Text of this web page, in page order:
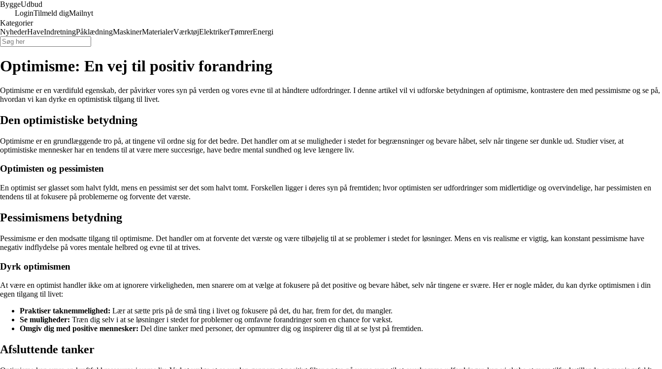
ByggeUdbud
LoginTilmeld digMailnyt
Kategorier
NyhederHaveIndretningPåklædningMaskinerMaterialerVærktøjElektrikerTømrerEnergi
Optimisme: En vej til positiv forandring
Optimisme er en værdifuld egenskab, der påvirker vores syn på verden og vores evne til at håndtere udfordringer. I denne artikel vil vi udforske betydningen af optimisme, kontrastere den med pessimisme og se på,
hvordan vi kan dyrke en optimistisk tilgang til livet.
Den optimistiske betydning
Optimisme er en grundlæggende tro på, at tingene vil ordne sig for det bedre. Det handler om at se muligheder i stedet for begrænsninger og bevare håbet, selv når tingene ser dunkle ud. Studier viser, at
optimistiske mennesker har en tendens til at være mere succesrige, have bedre mental sundhed og leve længere liv.
Optimisten og pessimisten
En optimist ser glasset som halvt fyldt, mens en pessimist ser det som halvt tomt. Forskellen ligger i deres syn på fremtiden; hvor optimisten ser udfordringer som midlertidige og overvindelige, har pessimisten en
tendens til at fokusere på problemerne og forvente det værste.
Pessimismens betydning
Pessimisme er den modsatte tilgang til optimisme. Det handler om at forvente det værste og være tilbøjelig til at se problemer i stedet for løsninger. Mens en vis realisme er vigtig, kan konstant pessimisme have
negativ indflydelse på vores mentale helbred og evne til at trives.
Dyrk optimismen
At være en optimist handler ikke om at ignorere virkeligheden, men snarere om at vælge at fokusere på det positive og bevare håbet, selv når tingene er svære. Her er nogle måder, du kan dyrke optimismen i din
egen tilgang til livet:
Praktiser taknemmelighed: Lær at sætte pris på de små ting i livet og fokusere på det, du har, frem for det, du mangler.
Se muligheder: Træn dig selv i at se løsninger i stedet for problemer og omfavne forandringer som en chance for vækst.
Omgiv dig med positive mennesker: Del dine tanker med personer, der opmuntrer dig og inspirerer dig til at se lyst på fremtiden.
Afsluttende tanker